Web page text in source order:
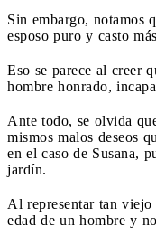
Sin embargo, notamos
esposo puro y casto
Eso se parece al creer
hombre honrado,
Ante todo, se olvida
mismos malos deseos
en el caso de Susana,
jardín.
Al representar tan viejo
edad de un hombre y